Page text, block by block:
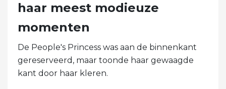
haar meest modieuze
momenten
De People's Princess was aan de binnenkant
gereserveerd, maar toonde haar gewaagde
kant door haar kleren.